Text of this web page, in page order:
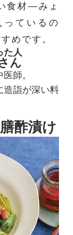
食材―みょ
っているの
めです。
た人
ん
師。
造詣が深い料
酢漬け